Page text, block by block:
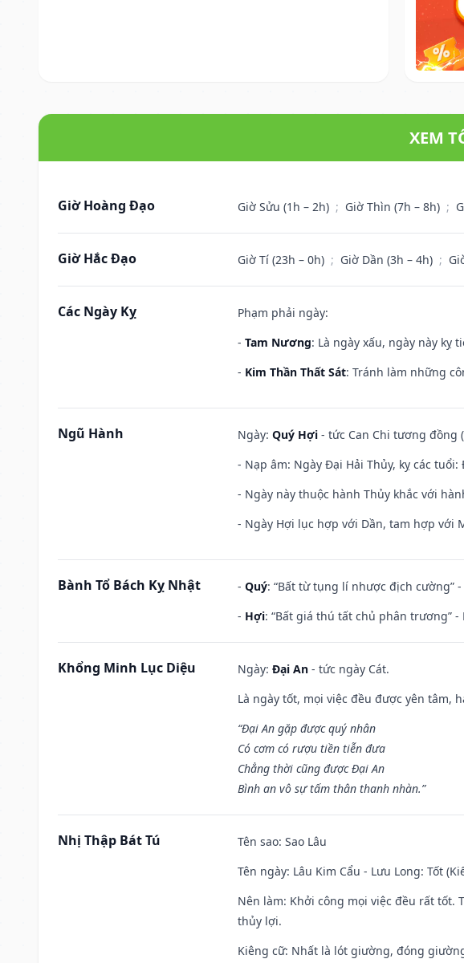
XEM
Giờ Hoàng Đạo Giờ Sửu (1h – 2h) ; Giờ Thìn (7h – 8h) ;
Giờ Hắc Đạo Giờ Tí (23h – 0h) ; Giờ Dần (3h – 4h) ;
Các Ngày Kỵ
Phạm phải ngày:
- Tam Nương: Là ngày xấu, ngày này kỵ
- Kim Thần Thất Sát: Tránh làm những
Ngũ Hành Ngày: Quý Hợi - tức Can Chi tương đồng
- Nạp âm: Ngày Đại Hải Thủy, kỵ các tuổi:
- Ngày này thuộc hành Thủy khắc với
- Ngày Hợi lục hợp với Dần, tam hợp với
Bành Tổ Bách Kỵ Nhật - Quý: “Bất từ tụng lí nhược địch cường”
- Hợi: “Bất giá thú tất chủ phân trương”
Khổng Minh Lục Diệu Ngày: Đại An - tức ngày Cát.
Là ngày tốt, mọi việc đều được yên tâm,
“Đại An gặp được quý nhân
Có cơm có rượu tiền tiễn đưa
Chẳng thời cũng được Đại An
Bình an vô sự tấm thân thanh nhàn.”
Nhị Thập Bát Tú Tên sao: Sao Lâu
Tên ngày: Lâu Kim Cẩu - Lưu Long: Tốt
Nên làm: Khởi công mọi việc đều rất tốt.
thủy lợi.
Kiêng cữ: Nhất là lót giường, đóng